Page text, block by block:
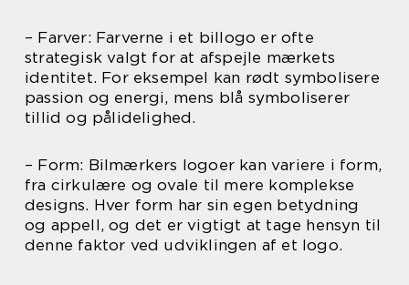
– Farver: Farverne i et billogo er ofte
strategisk valgt for at afspejle mærkets
identitet. For eksempel kan rødt symbolisere
passion og energi, mens blå symboliserer
tillid og pålidelighed.
– Form: Bilmærkers logoer kan variere i form,
fra cirkulære og ovale til mere komplekse
designs. Hver form har sin egen betydning
og appell, og det er vigtigt at tage hensyn til
denne faktor ved udviklingen af et logo.